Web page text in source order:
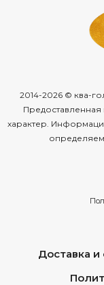
2014-2026 © ква-
характер.
Доставка и